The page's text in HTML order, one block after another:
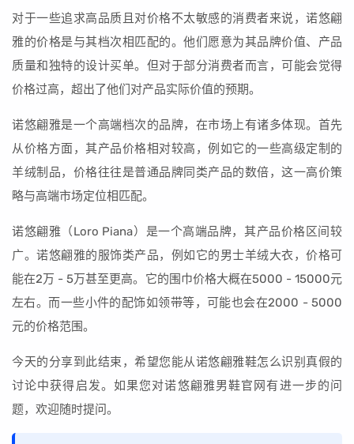
对于一些追求高品质且对价格不太敏感的消费者来说，诺悠翩
雅的价格是与其档次相匹配的。他们愿意为其品牌价值、产品
质量和独特的设计买单。但对于部分消费者而言，可能会觉得
价格过高，超出了他们对产品实际价值的预期。
诺悠翩雅是一个高端档次的品牌，在市场上有诸多体现。首先
从价格方面，其产品价格相对较高，例如它的一些高级定制的
羊绒制品，价格往往是普通品牌同类产品的数倍，这一高价策
略与高端市场定位相匹配。
诺悠翩雅（Loro Piana）是一个高端品牌，其产品价格区间较
广。诺悠翩雅的服饰类产品，例如它的男士羊绒大衣，价格可
能在2万 - 5万甚至更高。它的围巾价格大概在5000 - 15000元
左右。而一些小件的配饰如领带等，可能也会在2000 - 5000
元的价格范围。
今天的分享到此结束，希望您能从诺悠翩雅鞋怎么识别真假的
讨论中获得启发。如果您对诺悠翩雅男鞋官网有进一步的问
题，欢迎随时提问。